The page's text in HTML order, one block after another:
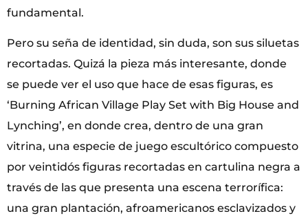
fundamental.
Pero su seña de identidad, sin duda, son sus siluetas
recortadas. Quizá la pieza más interesante, donde
se puede ver el uso que hace de esas figuras, es
‘Burning African Village Play Set with Big House and
Lynching’, en donde crea, dentro de una gran
vitrina, una especie de juego escultórico compuesto
por veintidós figuras recortadas en cartulina negra a
través de las que presenta una escena terrorífica:
una gran plantación, afroamericanos esclavizados y